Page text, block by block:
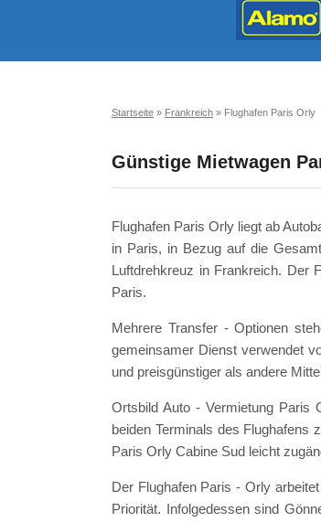
Startseite » Frankreich » Flughafen Paris Orly
Günstige Mietwagen
Flughafen Paris Orly liegt ab
in Paris, in Bezug auf die
Luftdrehkreuz in Frankreich. Der
Paris.
Mehrere Transfer - Optionen
gemeinsamer Dienst verwendet
und preisgünstiger als andere
Ortsbild Auto - Vermietung Paris
beiden Terminals des Flughafens
Paris Orly Cabine Sud leicht
Der Flughafen Paris - Orly
Priorität. Infolgedessen sind